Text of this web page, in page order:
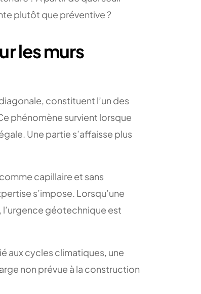
plutôt que préventive ?
les murs
constituent l’un des
phénomène survient lorsque
Une partie s’affaisse plus
capillaire et sans
s’impose. Lorsqu’une
l’urgence géotechnique est
aux cycles climatiques, une
non prévue à la construction